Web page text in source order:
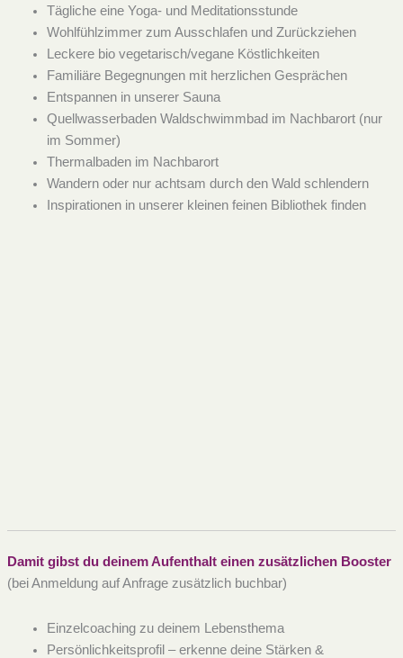
Tägliche eine Yoga- und Meditationsstunde
Wohlfühlzimmer zum Ausschlafen und Zurückziehen
Leckere bio vegetarisch/vegane Köstlichkeiten
Familiäre Begegnungen mit herzlichen Gesprächen
Entspannen in unserer Sauna
Quellwasserbaden Waldschwimmbad im Nachbarort (nur
im Sommer)
Thermalbaden im Nachbarort
Wandern oder nur achtsam durch den Wald schlendern
Inspirationen in unserer kleinen feinen Bibliothek finden
Damit gibst du deinem Aufenthalt einen zusätzlichen Booster
(bei Anmeldung auf Anfrage zusätzlich buchbar)
Einzelcoaching zu deinem Lebensthema
Persönlichkeitsprofil – erkenne deine Stärken &